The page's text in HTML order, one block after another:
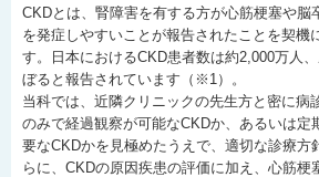
CKDとは、腎障害を有する方が心筋梗塞や脳
を発症しやすいことが報告されたことを契機
す。日本におけるCKD患者数は約2,000万人
ぼると報告されています（※1）。
当科では、近隣クリニックの先生方と密に病
のみで経過観察が可能なCKDか、あるいは定
要なCKDかを見極めたうえで、適切な診療方
らに、CKDの原因疾患の評価に加え、心筋梗